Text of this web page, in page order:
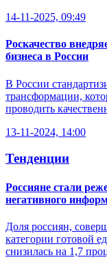
14-11-2025, 09:49
Роскачество
бизнеса в России
В России
трансформации,
проводить
13-11-2024, 14:00
Тенденции
Россияне стали
негативного
Доля россиян,
категории готовой
снизилась на 1,7